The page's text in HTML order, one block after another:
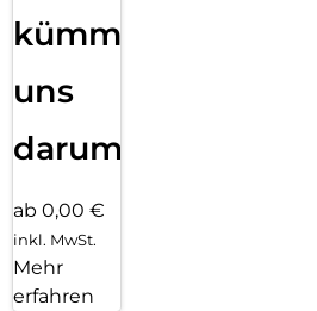
kümmern
uns
darum!
ab 0,00 €
inkl. MwSt.
Mehr
erfahren